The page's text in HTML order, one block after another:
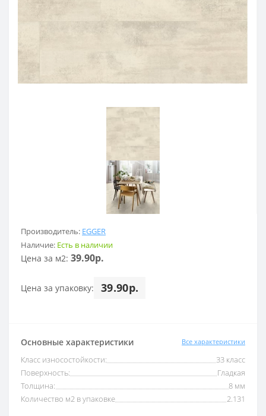
Производитель: EGGER
Наличие: Есть в наличии
Цена за м2: 39.90р.
Цена за упаковку: 39.90р.
Основные характеристики Все характеристики
Класс износостойкости:
33 класс
Поверхность:
Гладкая
Толщина:
8 мм
Количество м2 в упаковке
2.131